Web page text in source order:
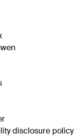
disclosure policy